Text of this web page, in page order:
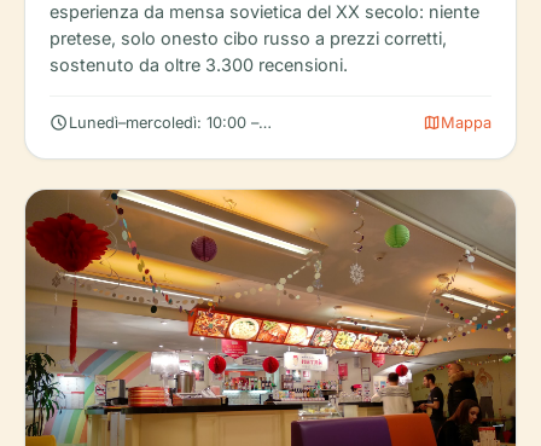
esperienza da mensa sovietica del XX secolo: niente
pretese, solo onesto cibo russo a prezzi corretti,
sostenuto da oltre 3.300 recensioni.
schedule Lunedì–mercoledì: 10:00 – 22:00 mapMappa